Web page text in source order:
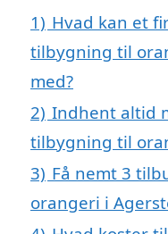
1) Hvad kan et
tilbygning til
med?
2) Indhent altid
tilbygning til
3) Få nemt 3
orangeri i